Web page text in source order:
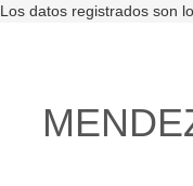
Los datos registrados son